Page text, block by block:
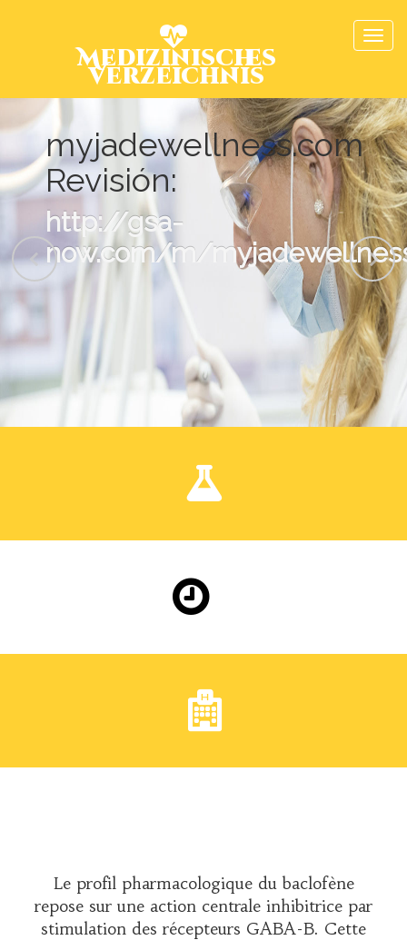
Medizinisches
Verzeichnis
myjadewellness.com
Revisión:
http://gsa-
now.com/m/
Le profil pharmacologique du baclofène
repose sur une action centrale inhibitrice par
stimulation des récepteurs GABA-B. Cette